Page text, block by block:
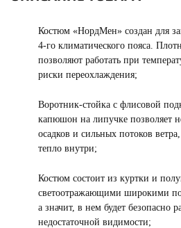
Костюм «НордМен» создан для
4-го климатического пояса.
позволяют работать при
риски переохлаждения;
Воротник-стойка с флисовой
капюшон на липучке позволяет
осадков и сильных потоков
тепло внутри;
Костюм состоит из куртки и
светоотражающими широкими
а значит, в нем будет безопасно
недостаточной видимости;